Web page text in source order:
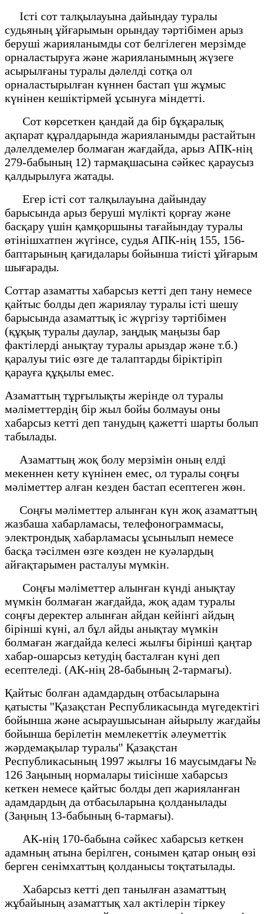
Істі сот талқылауына дайындау туралы
судьяның ұйғарымын орындау тәртібімен арыз
беруші жарияланымды сот белгілеген мерзімде
орналастыруға және жарияланымның жүзеге
асырылғаны туралы дәлелді сотқа ол
орналастырылған күннен бастап үш жұмыс
күнінен кешіктірмей ұсынуға міндетті.
Сот көрсеткен қандай да бір бұқаралық
ақпарат құралдарында жарияланымды растайтын
дәлелдемелер болмаған жағдайда, арыз АПК-нің
279-бабының 12) тармақшасына сәйкес қараусыз
қалдырылуға жатады.
Егер істі сот талқылауына дайындау
барысында арыз беруші мүлікті қорғау және
басқару үшін қамқоршыны тағайындау туралы
өтінішхатпен жүгінсе, судья АПК-нің 155, 156-
баптарының қағидалары бойынша тиісті ұйғарым
шығарады.
Соттар азаматты хабарсыз кетті деп тану немесе
қайтыс болды деп жариялау туралы істі шешу
барысында азаматтық іс жүргізу тәртібімен
(құқық туралы даулар, заңдық маңызы бар
фактілерді анықтау туралы арыздар және т.б.)
қаралуы тиіс өзге де талаптарды біріктіріп
қарауға құқылы емес.
Азаматтың тұрғылықты жерінде ол туралы
мәліметтердің бір жыл бойы болмауы оны
хабарсыз кетті деп танудың қажетті шарты болып
табылады.
Азаматтың жоқ болу мерзімін оның елді
мекеннен кету күнінен емес, ол туралы соңғы
мәліметтер алған кезден бастап есептеген жөн.
Соңғы мәліметтер алынған күн жоқ азаматтың
жазбаша хабарламасы, телефонограммасы,
электрондық хабарламасы ұсынылып немесе
басқа тәсілмен өзге көзден не куәлардың
айғақтарымен расталуы мүмкін.
Соңғы мәліметтер алынған күнді анықтау
мүмкін болмаған жағдайда, жоқ адам туралы
соңғы деректер алынған айдан кейiнгi айдың
бiрiншi күнi, ал бұл айды анықтау мүмкiн
болмаған жағдайда келесi жылғы бiрiншi қаңтар
хабар-ошарсыз кетудiң басталған күнi деп
есептеледi. (АК-нің 28-бабының 2-тармағы).
Қайтыс болған адамдардың отбасыларына
қатысты "Қазақстан Республикасында мүгедектiгi
бойынша және асыраушысынан айырылу жағдайы
бойынша берiлетiн мемлекеттiк әлеуметтiк
жәрдемақылар туралы" Қазақстан
Республикасының 1997 жылғы 16 маусымдағы №
126 Заңының нормалары тиісінше хабарсыз
кеткен немесе қайтыс болды деп жарияланған
адамдардың да отбасыларына қолданылады
(Заңның 13-бабының 6-тармағы).
АК-нің 170-бабына сәйкес хабарсыз кеткен
адамның атына берілген, сонымен қатар оның өзі
берген сенімхаттың қолданысы тоқтатылады.
Хабарсыз кетті деп танылған азаматтың
жұбайының азаматтық хал актілерін тіркеу